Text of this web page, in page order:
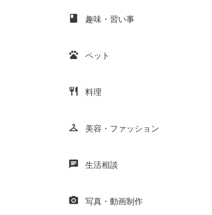
class 趣味・習い事
pets ペット
restaurant 料理
checkroom 美容・ファッション
chat 生活相談
camera_alt 写真・動画制作